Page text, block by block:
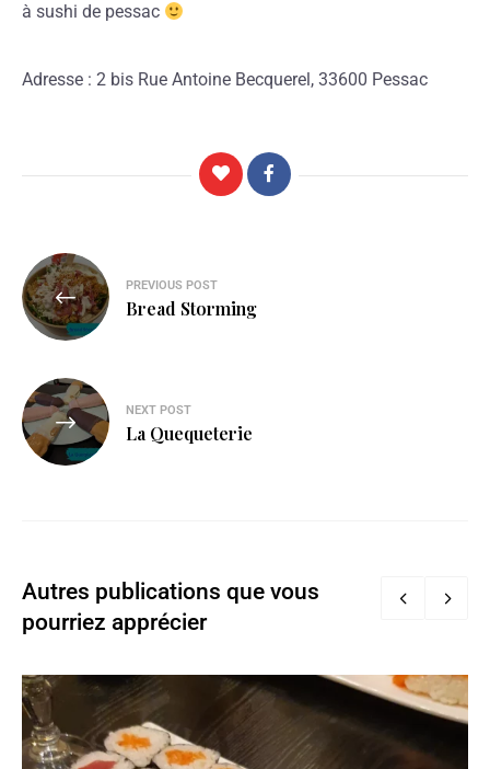
à sushi de pessac
Adresse : 2 bis Rue Antoine Becquerel, 33600 Pessac
PREVIOUS POST
Bread Storming
NEXT POST
La Quequeterie
Autres publications que vous
pourriez apprécier